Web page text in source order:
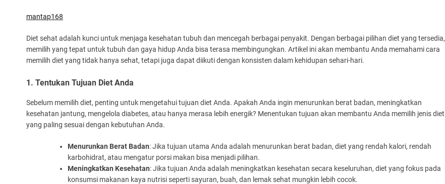
mantap168
Diet sehat adalah kunci untuk menjaga kesehatan tubuh dan mencegah berbagai penyakit. Dengan berbagai pilihan diet yang tersedia,
memilih yang tepat untuk tubuh dan gaya hidup Anda bisa terasa membingungkan. Artikel ini akan membantu Anda memahami cara
memilih diet yang tidak hanya sehat, tetapi juga dapat diikuti dengan konsisten dalam kehidupan sehari-hari.
1. Tentukan Tujuan Diet Anda
Sebelum memilih diet, penting untuk mengetahui tujuan diet Anda. Apakah Anda ingin menurunkan berat badan, meningkatkan
kesehatan jantung, mengelola diabetes, atau hanya merasa lebih energik? Menentukan tujuan akan membantu Anda memilih jenis diet
yang paling sesuai dengan kebutuhan Anda.
Menurunkan Berat Badan: Jika tujuan utama Anda adalah menurunkan berat badan, diet yang rendah kalori, rendah
karbohidrat, atau mengatur porsi makan bisa menjadi pilihan.
Meningkatkan Kesehatan: Jika tujuan Anda adalah meningkatkan kesehatan secara keseluruhan, diet yang fokus pada
konsumsi makanan kaya nutrisi seperti sayuran, buah, dan lemak sehat mungkin lebih cocok.